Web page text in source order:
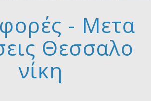
- Μετα
Θεσσαλο
νίκη